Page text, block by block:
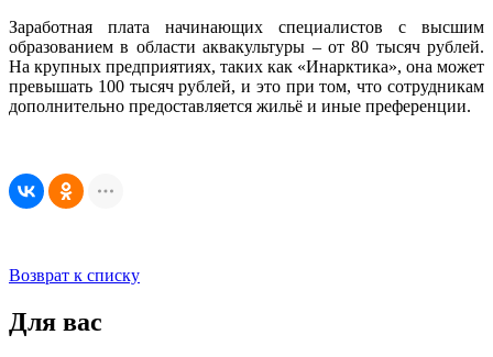
Заработная плата начинающих специалистов с высшим
образованием в области аквакультуры – от 80 тысяч рублей.
На крупных предприятиях, таких как «Инарктика», она может
превышать 100 тысяч рублей, и это при том, что сотрудникам
дополнительно предоставляется жильё и иные преференции.
Возврат к списку
Для вас